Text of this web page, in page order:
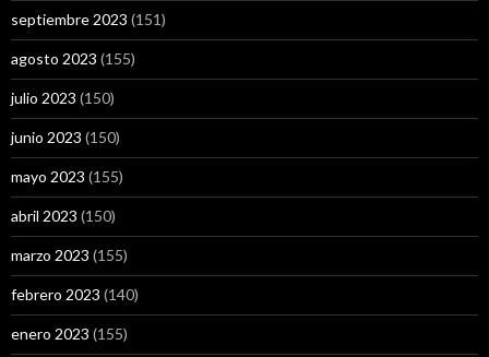
septiembre 2023 (151)
agosto 2023 (155)
julio 2023 (150)
junio 2023 (150)
mayo 2023 (155)
abril 2023 (150)
marzo 2023 (155)
febrero 2023 (140)
enero 2023 (155)